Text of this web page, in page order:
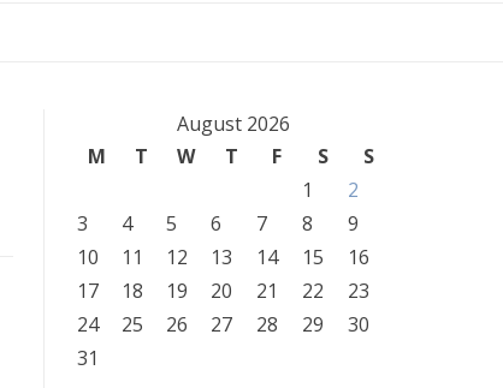
August 2026
M
T W T F S
S
1
2
3
4 5 6 7 8
9
10
11 12 13 14 15
16
17
18 19 20 21 22
23
24
25 26 27 28 29
30
31